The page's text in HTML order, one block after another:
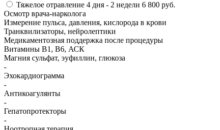
Тяжелое отравление 4 дня - 2 недели 6 800 руб.
Осмотр врача-нарколога
Измерение пульса, давления, кислорода в крови
Транквилизаторы, нейролептики
Медикаментозная поддержка после процедуры
Витамины B1, B6, АСК
Магния сульфат, эуфиллин, глюкоза
-
Эхокардиограмма
-
Антикоагулянты
-
Гепатопротекторы
-